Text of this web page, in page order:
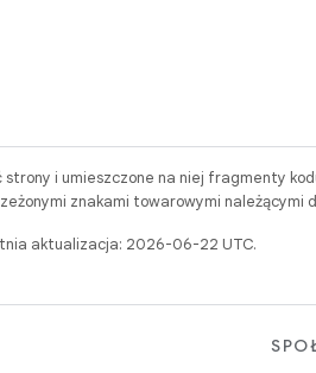
strony i umieszczone na niej fragmenty
znakami towarowymi należącymi
aktualizacja: 2026-06-22 UTC.